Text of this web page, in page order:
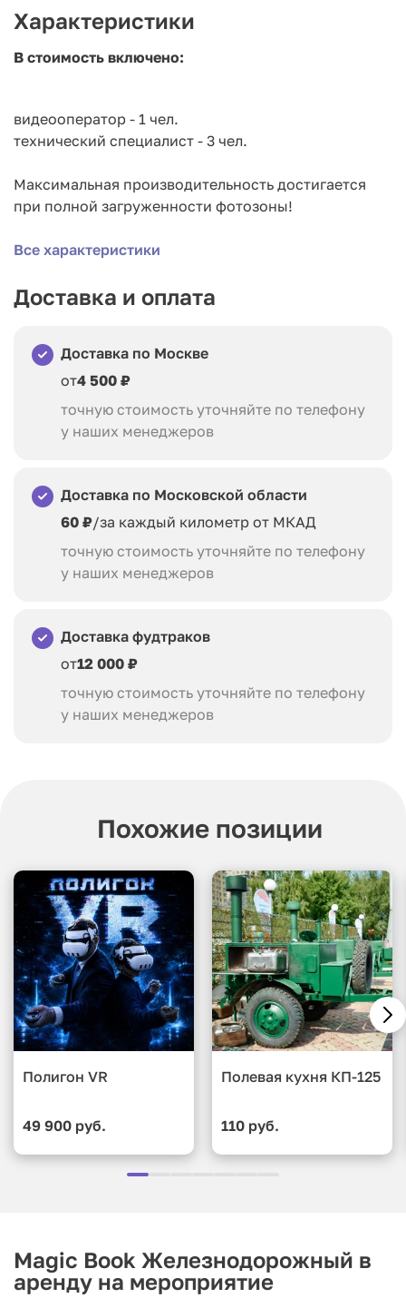
Характеристики
В стоимость включено:
видеооператор - 1 чел.
технический специалист - 3 чел.
Максимальная производительность достигается
при полной загруженности фотозоны!
Все характеристики
Доставка и оплата
Доставка по Москве
от4 500 ₽
точную стоимость уточняйте по телефону
у наших менеджеров
Доставка по Московской области
60 ₽/за каждый километр от МКАД
точную стоимость уточняйте по телефону
у наших менеджеров
Доставка фудтраков
от12 000 ₽
точную стоимость уточняйте по телефону
у наших менеджеров
Похожие позиции
Полигон VR
49 900 руб.
Полевая кухня КП-125
110 руб.
Magic Book Железнодорожный в
аренду на мероприятие